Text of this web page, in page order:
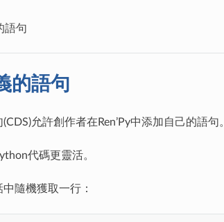
語句
的語句
允許創作者在Ren’Py中添加自己的語
代碼更靈活。
隨機獲取一行：